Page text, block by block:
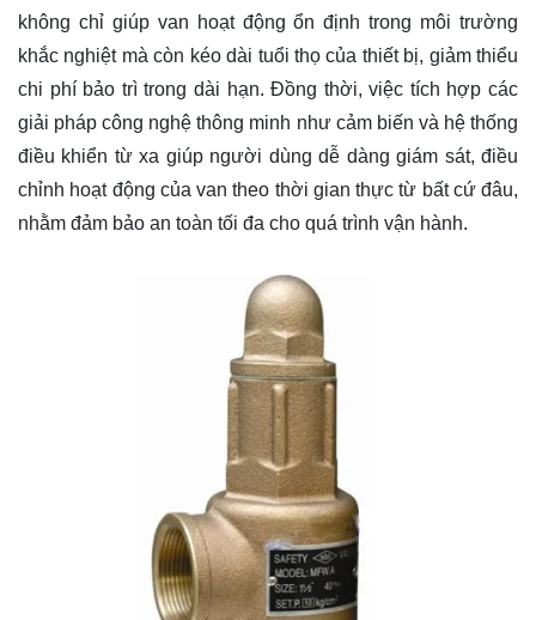
không chỉ giúp van hoạt động ổn định trong môi trường
khắc nghiệt mà còn kéo dài tuổi thọ của thiết bị, giảm thiểu
chi phí bảo trì trong dài hạn. Đồng thời, việc tích hợp các
giải pháp công nghệ thông minh như cảm biến và hệ thống
điều khiển từ xa giúp người dùng dễ dàng giám sát, điều
chỉnh hoạt động của van theo thời gian thực từ bất cứ đâu,
nhằm đảm bảo an toàn tối đa cho quá trình vận hành.